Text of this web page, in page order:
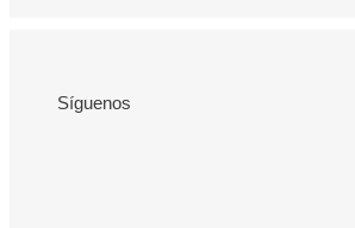
Síguenos